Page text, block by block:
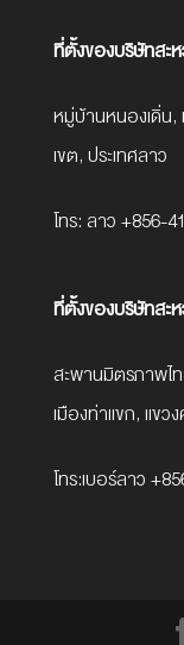
ที่ตั้งของบริษัทสะ
หมู่บ้านหนองเดิ่น,
เขต, ประเทศลาว
โทร: ลาว +856-
ที่ตั้งของบริษัทสะ
สะพานมิตรภาพไ
เมืองท่าแขก, แขว
โทร:เบอร์ลาว